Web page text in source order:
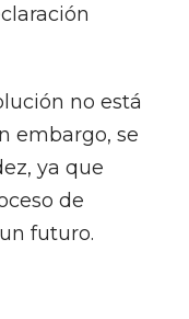
no está
embargo, se
ya que
de
futuro.